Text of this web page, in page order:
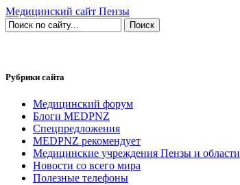
Медицинский сайт Пензы
Рубрики сайта
Медицинский форум
Блоги MEDPNZ
Спецпредложения
MEDPNZ рекомендует
Медицинские учреждения Пензы и области
Новости со всего мира
Полезные телефоны